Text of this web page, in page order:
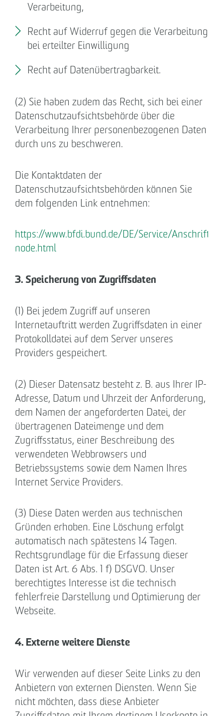
Verarbeitung,
Recht auf Widerruf gegen die Verarbeitung
bei erteilter Einwilligung
Recht auf Datenübertragbarkeit.
(2) Sie haben zudem das Recht, sich bei einer
Datenschutzaufsichtsbehörde über die
Verarbeitung Ihrer personenbezogenen Daten
durch uns zu beschweren.
Die Kontaktdaten der
Datenschutzaufsichtsbehörden können Sie
dem folgenden Link entnehmen:
https://www.bfdi.bund.de/DE/Service/
node.html
3. Speicherung von Zugriffsdaten
(1) Bei jedem Zugriff auf unseren
Internetauftritt werden Zugriffsdaten in einer
Protokolldatei auf dem Server unseres
Providers gespeichert.
(2) Dieser Datensatz besteht z. B. aus Ihrer IP-
Adresse, Datum und Uhrzeit der Anforderung,
dem Namen der angeforderten Datei, der
übertragenen Dateimenge und dem
Zugriffsstatus, einer Beschreibung des
verwendeten Webbrowsers und
Betriebssystems sowie dem Namen Ihres
Internet Service Providers.
(3) Diese Daten werden aus technischen
Gründen erhoben. Eine Löschung erfolgt
automatisch nach spätestens 14 Tagen.
Rechtsgrundlage für die Erfassung dieser
Daten ist Art. 6 Abs. 1 f) DSGVO. Unser
berechtigtes Interesse ist die technisch
fehlerfreie Darstellung und Optimierung der
Webseite.
4. Externe weitere Dienste
Wir verwenden auf dieser Seite Links zu den
Anbietern von externen Diensten. Wenn Sie
nicht möchten, dass diese Anbieter